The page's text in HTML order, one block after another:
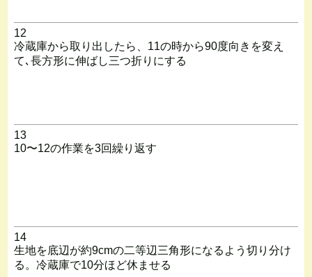
12
冷蔵庫から取り出したら、11の時から90度向きを変え
て､長方形に伸ばし三つ折りにする
13
10〜12の作業を3回繰り返す
14
生地を底辺が約9cmの二等辺三角形になるよう切り分け
る。冷蔵庫で10分ほど休ませる